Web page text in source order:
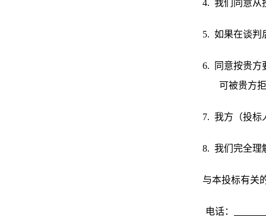
4. 我们同意从
5. 如果在谈判
6.
同意按贵
可被贵方
7. 我方（投标
8. 我们完全理
与本投标有关
电话：